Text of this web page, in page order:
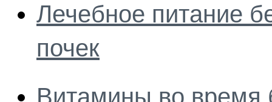
Лечебное питание
почек
Витамины во время